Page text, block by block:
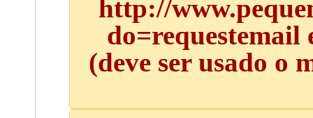
http://
do=requestemail
(deve ser usado o